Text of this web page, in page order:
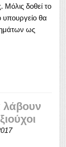
Μόλις δοθεί το
θα
ως